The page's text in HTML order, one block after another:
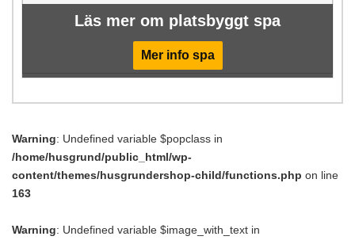
Läs mer om platsbyggt spa
Mer info spa
Warning: Undefined variable $popclass in
/home/husgrund/public_html/wp-
content/themes/husgrundershop-child/functions.php on line
163
Warning: Undefined variable $image_with_text in